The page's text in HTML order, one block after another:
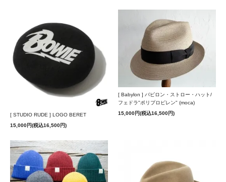
[ STUDIO RUDE ] LOGO BERET
15,000円(税込16,500円)
[ Babylon ] バビロン・ストロー・ハット/
フェドラ"ポリプロピレン" (moca)
15,000円(税込16,500円)